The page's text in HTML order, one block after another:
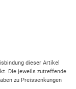
dieser Artikel
Die jeweils zutreffende
zu Preissenkungen